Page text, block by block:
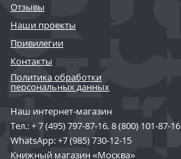
Отзывы
Наши проекты
Привилегии
Контакты
Политика обработки
персональных данных
Наш интернет-магазин
Тел.:+ 7 (495) 797-87-16,8 (800) 101-87-16
WhatsApp:+7 (985) 730-12-15
Книжный магазин «Москва»